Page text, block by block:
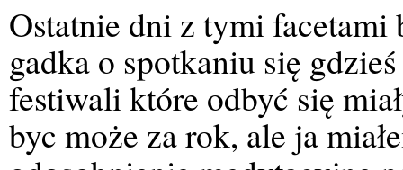
Ostatnie dni z tymi facetami
gadka o spotkaniu się
festiwali które odbyć się
byc może za rok, ale ja